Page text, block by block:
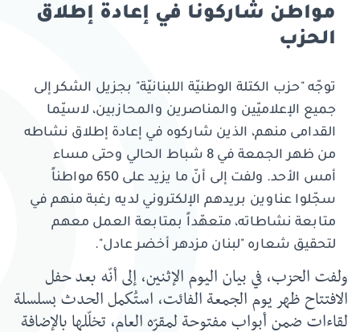
مواطن شاركونا في إعادة إطلاق
الحزب
توجّه "حزب الكتلة الوطنيّة اللبنانيّة" بجزيل الشكر إلى
جميع الإعلاميّين والمناصرين والمحازبين، لاسيّما
القدامى منهم، الذين شاركوه في إعادة إطلاق نشاطه
من ظهر الجمعة في 8 شباط الحالي وحتى مساء
أمس الأحد. ولفت إلى أنّ ما يزيد على 650 مواطناً
سجّلوا عناوين بريدهم الإلكتروني لديه رغبة منهم في
متابعة نشاطاته، متعهّداً بمتابعة العمل معهم
لتحقيق شعاره "لبنان مزدهر أخضر عادل".
ولفت الحزب، في بيان اليوم الإثنين، إلى أنّه بعد حفل
الافتتاح ظهر يوم الجمعة الفائت، استُكمل الحدث بسلسلة
لقاءات ضمن أبواب مفتوحة لمقرّه العام، تخلّلها بالإضافة